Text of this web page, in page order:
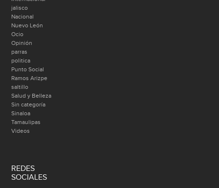
jalisco
Nacional
Nuevo León
Ocio
Opinión
parras
politica
Punto Social
Ramos Arizpe
saltillo
Salud y Belleza
Sin categoría
Sinaloa
Tamaulipas
Videos
REDES
SOCIALES